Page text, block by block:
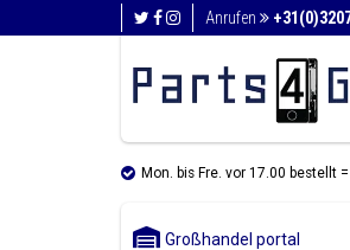
Anrufen
Mon. bis Fre. vor 17.00 bestellt
Großhandel portal